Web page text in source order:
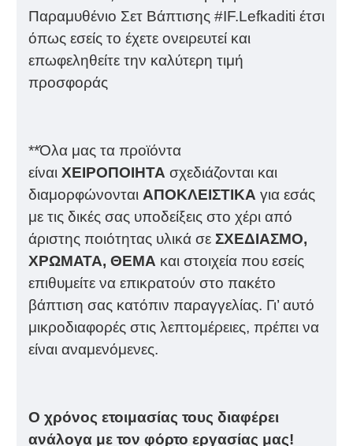
Παραμυθένιο Σετ Βάπτισης #IF.Lefkaditi έτσι
όπως εσείς το έχετε ονειρευτεί και
επωφεληθείτε την καλύτερη τιμή
προσφοράς
**Όλα μας τα προϊόντα
είναι ΧΕΙΡΟΠΟΙΗΤΑ σχεδιάζονται και
διαμορφώνονται ΑΠΟΚΛΕΙΣΤΙΚΑ για εσάς
με τις δικές σας υποδείξεις στο χέρι από
άριστης ποιότητας υλικά σε ΣΧΕΔΙΑΣΜΟ,
ΧΡΩΜΑΤΑ, ΘΕΜΑ και στοιχεία που εσείς
επιθυμείτε να επικρατούν στο πακέτο
βάπτιση σας κατόπιν παραγγελίας. Γι’ αυτό
μικροδιαφορές στις λεπτομέρειες, πρέπει να
είναι αναμενόμενες.
Ο χρόνος ετοιμασίας τους διαφέρει
ανάλογα με τον φόρτο εργασίας μας!